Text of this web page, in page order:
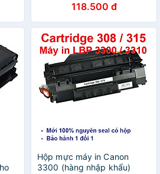
Canon 2900/ L11121E Canon
L120, MF4122, MF4150,
MF4680, L140, L160,
MF4270, MF4320d,
MF4350d 3000 FX9 FX10
CÓ LỔ ĐỔ MỰC Hàng chính
hãng Alpha Cartridge
118.500 đ
Hộp mực máy in Canon
3300 (hàng nhập khẩu)